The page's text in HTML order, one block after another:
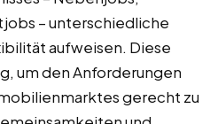
– unterschiedliche
aufweisen. Diese
um den Anforderungen
gerecht zu